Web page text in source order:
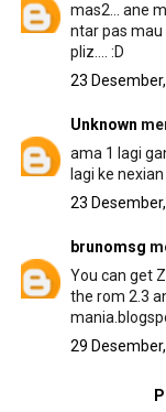
mas2... ane
ntar pas mau
pliz.... :D
23
Unknown
ama 1 lagi
lagi ke nexian
23
brunomsg
You can get
the rom 2.3
29